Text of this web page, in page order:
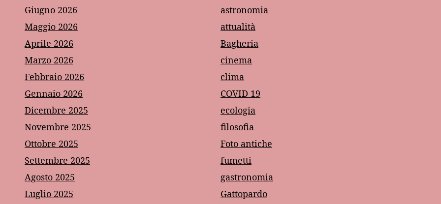
Giugno 2026
Maggio 2026
Aprile 2026
Marzo 2026
Febbraio 2026
Gennaio 2026
Dicembre 2025
Novembre 2025
Ottobre 2025
Settembre 2025
Agosto 2025
Luglio 2025
astronomia
attualità
Bagheria
cinema
clima
COVID 19
ecologia
filosofia
Foto antiche
fumetti
gastronomia
Gattopardo